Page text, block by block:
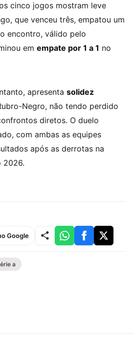
cinco jogos mostram leve
que venceu três, empatou um
encontro, válido pelo
em empate por 1 a 1 no
apresenta solidez
Negro, não tendo perdido
diretos. O duelo
com ambas as equipes
após as derrotas na
2026.
Google
a